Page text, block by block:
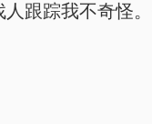
跟踪我不奇